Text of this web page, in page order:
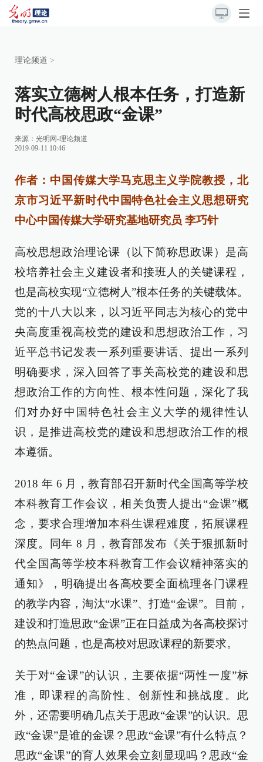
理论频道 >
落实立德树人根本任务，打造新
时代高校思政“金课”
来源： 光明网-理论频道
2019-09-11 10:46
作者：中国传媒大学马克思主义学院教授，北
京市习近平新时代中国特色社会主义思想研究
中心中国传媒大学研究基地研究员 李巧针
高校思想政治理论课（以下简称思政课）是高
校培养社会主义建设者和接班人的关键课程，
也是高校实现“立德树人”根本任务的关键载体。
党的十八大以来，以习近平同志为核心的党中
央高度重视高校党的建设和思想政治工作，习
近平总书记发表一系列重要讲话、提出一系列
明确要求，深入回答了事关高校党的建设和思
想政治工作的方向性、根本性问题，深化了我
们对办好中国特色社会主义大学的规律性认
识，是推进高校党的建设和思想政治工作的根
本遵循。
2018 年 6 月，教育部召开新时代全国高等学校
本科教育工作会议，相关负责人提出“金课”概
念，要求合理增加本科生课程难度，拓展课程
深度。同年 8 月，教育部发布《关于狠抓新时
代全国高等学校本科教育工作会议精神落实的
通知》，明确提出各高校要全面梳理各门课程
的教学内容，淘汰“水课”、打造“金课”。目前，
建设和打造思政“金课”正在日益成为各高校探讨
的热点问题，也是高校对思政课程的新要求。
关于对“金课”的认识，主要依据“两性一度”标
准，即课程的高阶性、创新性和挑战度。此
外，还需要明确几点关于思政“金课”的认识。思
政“金课”是谁的金课？思政“金课”有什么特点？
思政“金课”的育人效果会立刻显现吗？思政“金